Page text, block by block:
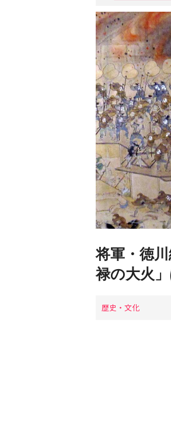
将軍・徳
禄の大火
歴史・文化